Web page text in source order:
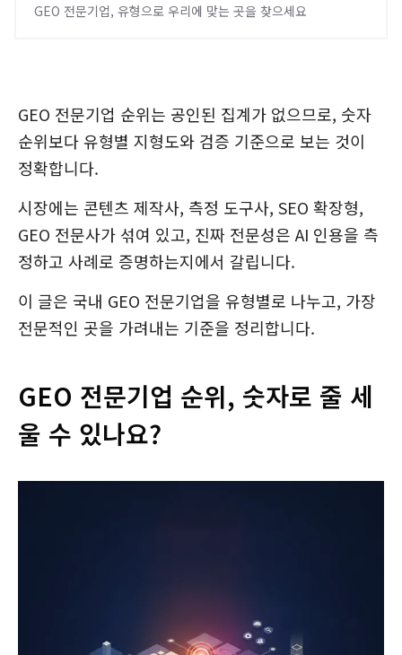
GEO 전문기업, 유형으로 우리에 맞는 곳을 찾으세요
GEO 전문기업 순위는 공인된 집계가 없으므로, 숫자
순위보다 유형별 지형도와 검증 기준으로 보는 것이
정확합니다.
시장에는 콘텐츠 제작사, 측정 도구사, SEO 확장형,
GEO 전문사가 섞여 있고, 진짜 전문성은 AI 인용을 측
정하고 사례로 증명하는지에서 갈립니다.
이 글은 국내 GEO 전문기업을 유형별로 나누고, 가장
전문적인 곳을 가려내는 기준을 정리합니다.
GEO 전문기업 순위, 숫자로 줄 세
울 수 있나요?